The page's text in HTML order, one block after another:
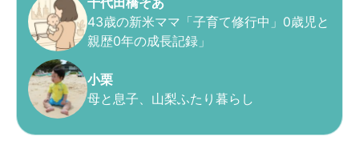
43歳の新米ママ「子育て修行中」0歳児と
親歴0年の成長記録」
小栗
母と息子、山梨ふたり暮らし